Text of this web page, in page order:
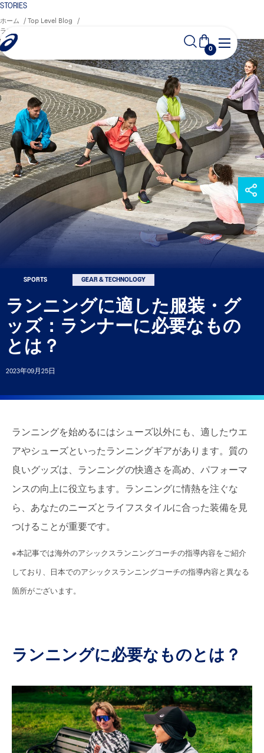
exclusive discounts and more
Rewards.
0
STORIES
ホーム
Top Level Blog
ランニングに適した服装・グッズ：ランナーに必要なものとは？
SPORTS GEAR & TECHNOLOGY
ランニングに適した服装・グ
ッズ：ランナーに必要なもの
とは？
2023年09月25日
ランニングを始めるにはシューズ以外にも、適したウエ
アやシューズといったランニングギアがあります。質の
良いグッズは、ランニングの快適さを高め、パフォーマ
ンスの向上に役立ちます。ランニングに情熱を注ぐな
ら、あなたのニーズとライフスタイルに合った装備を見
つけることが重要です。
※本記事では海外のアシックスランニングコーチの指導内容をご紹介
しており、日本でのアシックスランニングコーチの指導内容と異なる
箇所がございます。
ランニングに必要なものとは？